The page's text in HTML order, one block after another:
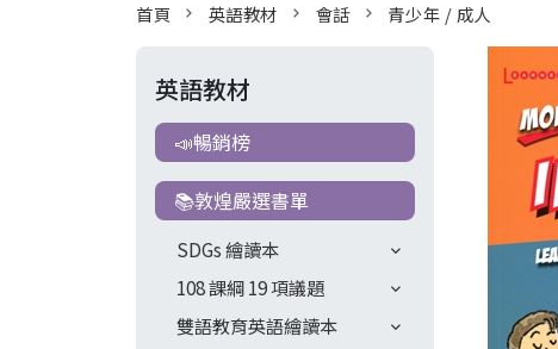
首頁 英語教材 會話 青少年 / 成人
英語教材
📣暢銷榜
📚敦煌嚴選書單
SDGs 繪讀本
108 課綱 19 項議題
雙語教育英語繪讀本